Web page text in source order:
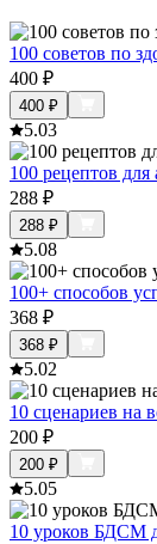
100 советов по
400 ₽
400 ₽
5.03
100 рецептов для
288 ₽
288 ₽
5.08
100+ способов
368 ₽
368 ₽
5.02
10 сценариев на
200 ₽
200 ₽
5.05
10 уроков БДСМ